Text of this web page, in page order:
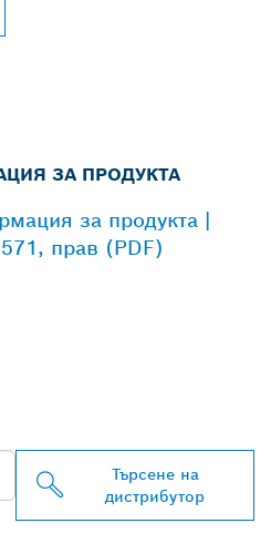
ЗА ПРОДУКТА
за продукта |
прав (PDF)
Търсене на
дистрибутор